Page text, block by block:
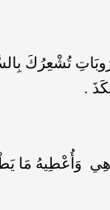
تُشْعِرُكَ
.
وَأُعْطِيهُ مَا